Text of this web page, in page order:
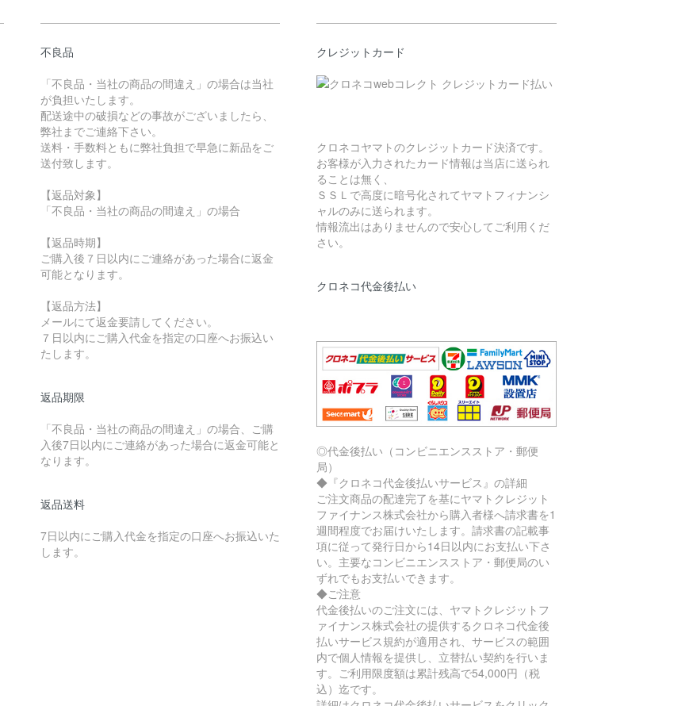
不良品
「不良品・当社の商品の間違え」の場合は当社
が負担いたします。
配送途中の破損などの事故がございましたら、
弊社までご連絡下さい。
送料・手数料ともに弊社負担で早急に新品をご
送付致します。
【返品対象】
「不良品・当社の商品の間違え」の場合
【返品時期】
ご購入後７日以内にご連絡があった場合に返金
可能となります。
【返品方法】
メールにて返金要請してください。
７日以内にご購入代金を指定の口座へお振込い
たします。
返品期限
「不良品・当社の商品の間違え」の場合、ご購
入後7日以内にご連絡があった場合に返金可能と
なります。
返品送料
7日以内にご購入代金を指定の口座へお振込いた
します。
クレジットカード
クロネコヤマトのクレジットカード決済です。
お客様が入力されたカード情報は当店に送られ
ることは無く、
ＳＳＬで高度に暗号化されてヤマトフィナンシ
ャルのみに送られます。
情報流出はありませんので安心してご利用くだ
さい。
クロネコ代金後払い
◎代金後払い（コンビニエンスストア・郵便
局）
◆『クロネコ代金後払いサービス』の詳細
ご注文商品の配達完了を基にヤマトクレジット
ファイナンス株式会社から購入者様へ請求書を1
週間程度でお届けいたします。請求書の記載事
項に従って発行日から14日以内にお支払い下さ
い。主要なコンビニエンスストア・郵便局のい
ずれでもお支払いできます。
◆ご注意
代金後払いのご注文には、ヤマトクレジットフ
ァイナンス株式会社の提供するクロネコ代金後
払いサービス規約が適用され、サービスの範囲
内で個人情報を提供し、立替払い契約を行いま
す。ご利用限度額は累計残高で54,000円（税
込）迄です。